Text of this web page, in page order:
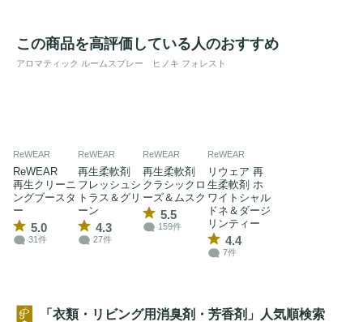
この商品を高評価している人のおすすめ
アロマティック ルームスプレー ヒノキ フォレスト
ReWEAR
ReWEAR
再生クリーニ
ングブースタ
ー
5.0
31件
ReWEAR
再生柔軟剤
フレッシュシ
トラス＆グリ
ーン
4.3
27件
ReWEAR
再生柔軟剤
クラシックロ
ーズ＆ムスク
5.5
159件
ReWEAR
リウェア 再
生柔軟剤 ホ
ワイトシャル
ドネ＆ダージ
リンティー
4.4
7件
「衣類・リビング用消臭剤・芳香剤」人気順検索